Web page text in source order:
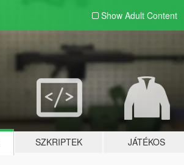
Show Adult Content
SZKRIPTEK JÁTÉKOS